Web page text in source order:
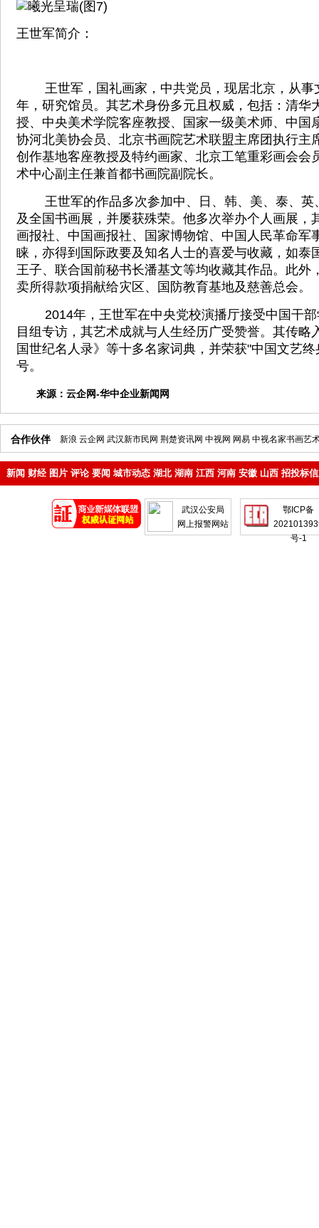
王世军简介：
王世军，国礼画家，中共党员，现居北京，从事
年，研究馆员。其艺术身份多元且权威，包括：清华
授、中央美术学院客座教授、国家一级美术师、中国
协河北美协会员、北京书画院艺术联盟主席团执行主
创作基地客座教授及特约画家、北京工笔重彩画会会
术中心副主任兼首都书画院副院长。
王世军的作品多次参加中、日、韩、美、泰、英
及全国书画展，并屡获殊荣。他多次举办个人画展，
画报社、中国画报社、国家博物馆、中国人民革命军
睐，亦得到国际政要及知名人士的喜爱与收藏，如泰
王子、联合国前秘书长潘基文等均收藏其作品。此外
卖所得款项捐献给灾区、国防教育基地及慈善总会。
2014年，王世军在中央党校演播厅接受中国干部
目组专访，其艺术成就与人生经历广受赞誉。其传略
国世纪名人录》等十多名家词典，并荣获"中国文艺
号。
来源： 云企网-华中企业新闻网
合作伙伴 新浪 云企网 武汉新市民网 荆楚资讯网 中视网 网易 中视名家书画艺
新闻 财经 图片 评论 要闻 城市动态 湖北 湖南 江西 河南 安徽 山西 招投标
武汉公安局
网上报警网站
鄂ICP备
号-1